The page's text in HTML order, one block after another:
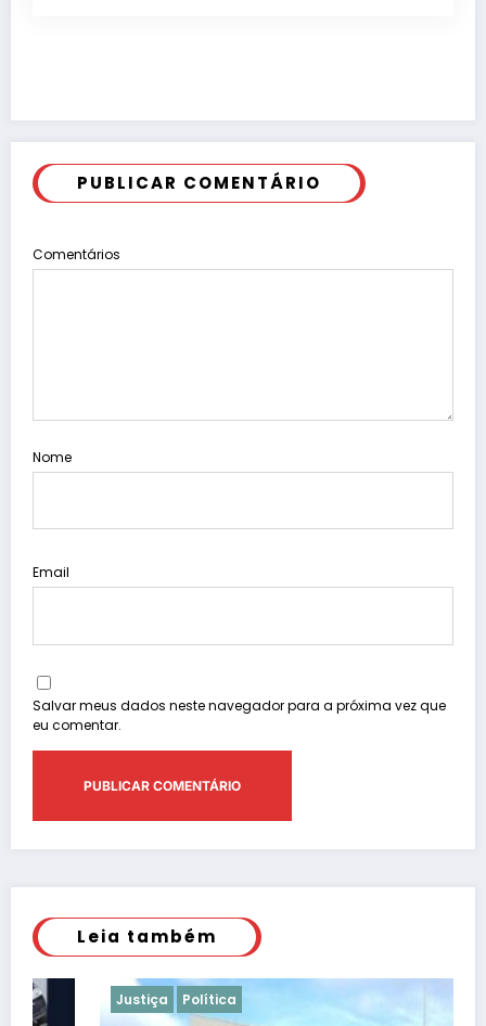
PUBLICAR COMENTÁRIO
Comentários
Nome
Email
Salvar meus dados neste navegador para a próxima vez que
eu comentar.
Leia também
Política